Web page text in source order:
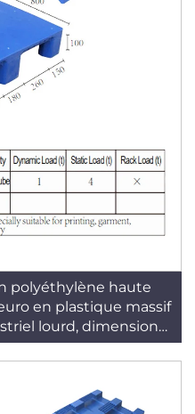
polyéthylène haute
en plastique massif
lourd, dimensions
face, entrée 4
T68